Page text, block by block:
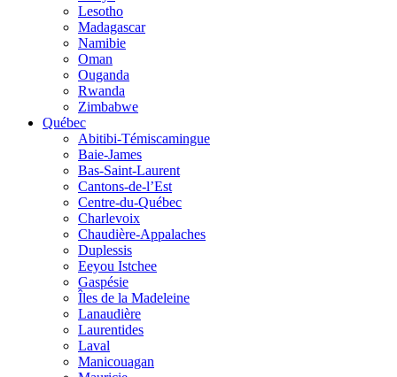
Lesotho
Madagascar
Namibie
Oman
Ouganda
Rwanda
Zimbabwe
Québec
Abitibi-Témiscamingue
Baie-James
Bas-Saint-Laurent
Cantons-de-l’Est
Centre-du-Québec
Charlevoix
Chaudière-Appalaches
Duplessis
Eeyou Istchee
Gaspésie
Îles de la Madeleine
Lanaudière
Laurentides
Laval
Manicouagan